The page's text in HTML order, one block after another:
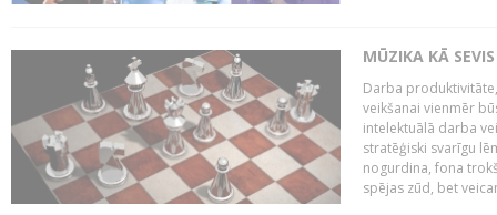
MŪZIKA KĀ
Darba
veikšanai vienmēr
intelektuālā darba
stratēģiski svarīgu
nogurdina, fona
spējas zūd, bet